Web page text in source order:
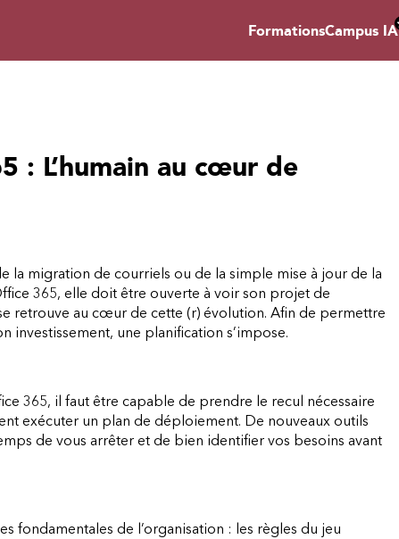
FormationsCampus IA
: L’humain au cœur de
la migration de courriels ou de la simple mise à jour de la
365, elle doit être ouverte à voir son projet de
retrouve au cœur de cette (r) évolution. Afin de permettre
investissement, une planification s’impose.
365, il faut être capable de prendre le recul nécessaire
exécuter un plan de déploiement. De nouveaux outils
de vous arrêter et de bien identifier vos besoins avant
fondamentales de l’organisation : les règles du jeu